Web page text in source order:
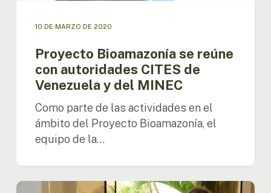
10 DE MARZO DE 2020
Proyecto Bioamazonía se reúne
con autoridades CITES de
Venezuela y del MINEC
Como parte de las actividades en el
ámbito del Proyecto Bioamazonía, el
equipo de la…
Misión